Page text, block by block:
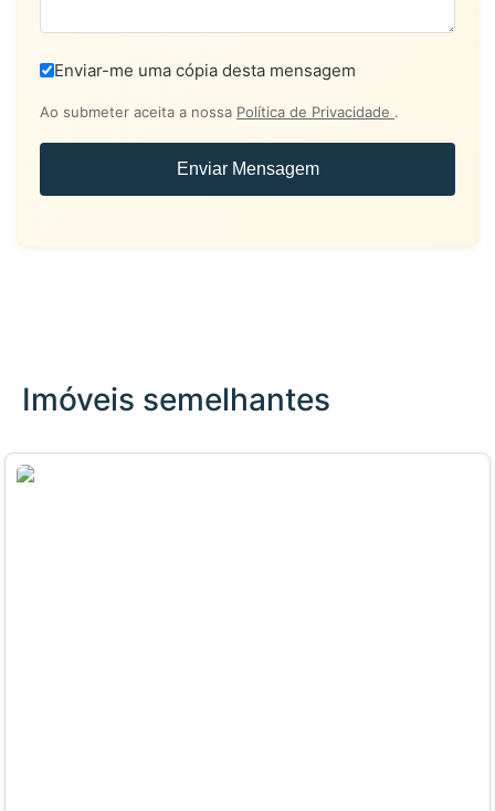
Enviar-me uma cópia desta mensagem
Ao submeter aceita a nossa Política de Privacidade .
Enviar Mensagem
Imóveis semelhantes